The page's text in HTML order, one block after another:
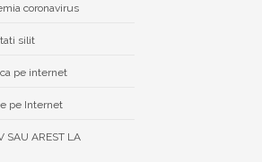
coronavirus
silit
pe internet
pe Internet
SAU AREST LA